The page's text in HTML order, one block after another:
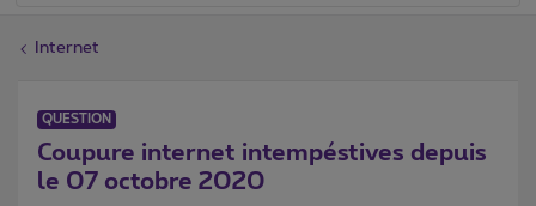
Internet
QUESTION
Coupure internet intempéstives depuis
le 07 octobre 2020